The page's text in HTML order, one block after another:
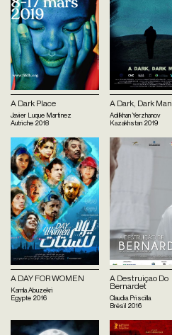
A Dark Place
Javier Luque Martinez
Autriche 2018
A Dark, Dark Man
Adilkhan Yerzhanov
Kazakhstan 2019
A DAY FOR WOMEN
Kamla Abuzekri
Egypte 2016
A Destruiçao Do
Bernardet
Claudia Priscilla
Brésil 2016